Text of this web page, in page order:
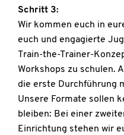
Schritt 3:
Wir kommen euch in
euch und engagierte
Train-the-Trainer-
Workshops zu schulen.
die erste Durchführung
Unsere Formate sollen
bleiben: Bei einer
Einrichtung stehen wir